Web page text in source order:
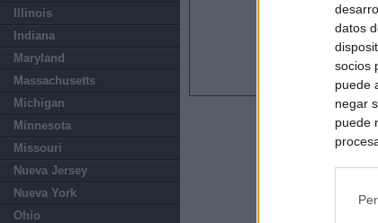
datos
socios
puede
negar
puede
Illinois
Indiana
Maryland
Massachusetts
Michigan
Minnesota
Missouri
Nueva Jersey
Nueva York
Ohio